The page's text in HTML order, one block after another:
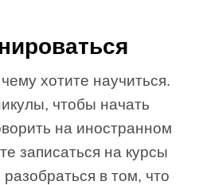
хотите научиться.
чтобы начать
на иностранном
записаться на курсы
в том, что